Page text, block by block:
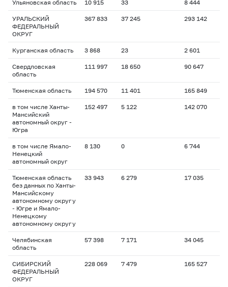
Ульяновская область 10 915 33 8 444
УРАЛЬСКИЙ
ФЕДЕРАЛЬНЫЙ
ОКРУГ
367 833 37 245 293 142
Курганская область 3 868 23 2 601
Свердловская
область
111 997 18 650 90 647
Тюменская область 194 570 11 401 165 849
в том числе Ханты-
Мансийский
автономный округ -
Югра
152 497 5 122 142 070
в том числе Ямало-
Ненецкий
автономный округ
8 130 0 6 744
Тюменская область
без данных по Ханты-
Мансийскому
автономному округу
- Югре и Ямало-
Ненецкому
автономному округу
33 943 6 279 17 035
Челябинская
область
57 398 7 171 34 045
СИБИРСКИЙ
ФЕДЕРАЛЬНЫЙ
ОКРУГ
228 069 7 479 165 527